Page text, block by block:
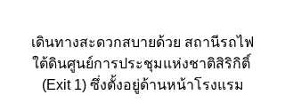
เดินทางสะดวกสบายด้วย สถานีรถไฟ
ใต้ดินศูนย์การประชุมแห่งชาติสิริกิติ์
(Exit 1) ซึ่งตั้งอยู่ด้านหน้าโรงแรม